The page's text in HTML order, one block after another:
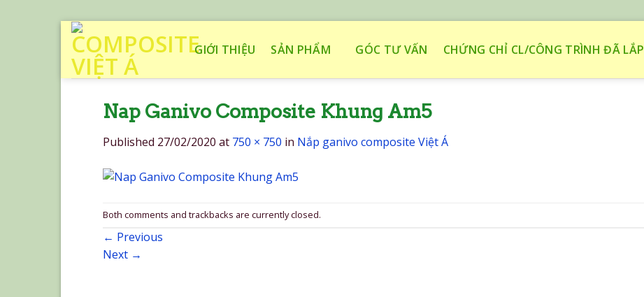
Skip
content
GIỚI THIỆU SẢN PHẨM GÓC TƯ VẤN CHỨNG CHỈ CL/CÔNG TRÌNH ĐÃ LẮP
Nap Ganivo Composite Khung Am5
Published 27/02/2020 at 750 × 750 in Nắp ganivo composite Việt Á
Both comments and trackbacks are currently closed.
← Previous
Next →